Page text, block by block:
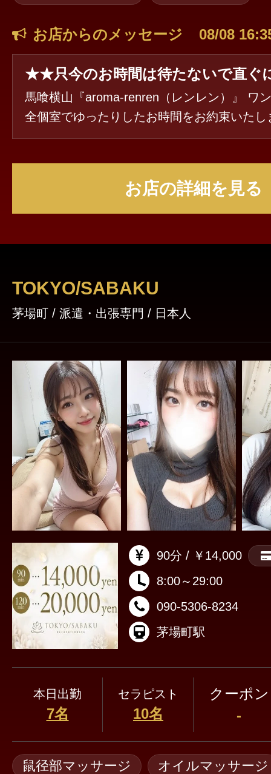
お店からのメッセージ 08/08
馬喰横山『aroma-renren（レンレン）』 ワ
全個室でゆったりしたお時間をお約束いたしま
いまオープン記念イベント実施中です! 今だ
50分コース25000円→23000円 で提供させて頂きます 丁
寧にリンパマッサージを施術したコースです。 カラ
日本橋
お店の詳細を見る
TOKYO/SABAKU
茅場町 / 派遣・出張専門 / 日本人
90分 / ￥14,000
8:00～29:00
090-5306-8234
茅場町駅
本日出勤
7名
セラピスト
10名
クーポン
-
鼠径部マッサージ
オイルマッサージ